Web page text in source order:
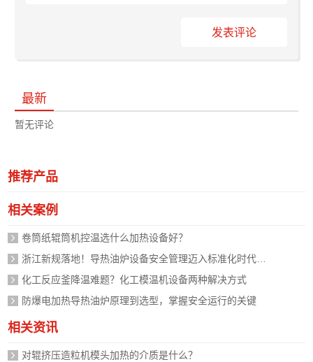
发表评论
最新
暂无评论
推荐产品
相关案例
卷筒纸辊筒机控温选什么加热设备好？
浙江新规落地！导热油炉设备安全管理迈入标准化时代，企业如何应对？
化工反应釜降温难题？化工模温机设备两种解决方式
防爆电加热导热油炉原理到选型，掌握安全运行的关键
相关资讯
对辊挤压造粒机模头加热的介质是什么？